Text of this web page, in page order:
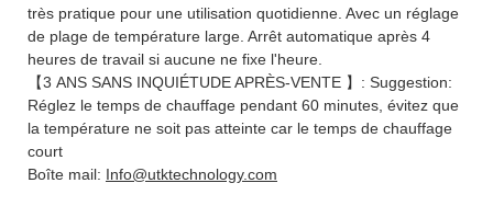
très pratique pour une utilisation quotidienne. Avec un réglage
de plage de température large. Arrêt automatique après 4
heures de travail si aucune ne fixe l'heure.
【3 ANS SANS INQUIÉTUDE APRÈS-VENTE 】: Suggestion:
Réglez le temps de chauffage pendant 60 minutes, évitez que
la température ne soit pas atteinte car le temps de chauffage
court
Boîte mail: Info@utktechnology.com